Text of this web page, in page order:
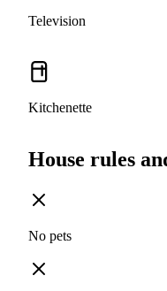
Television
Kitchenette
House rules
No pets